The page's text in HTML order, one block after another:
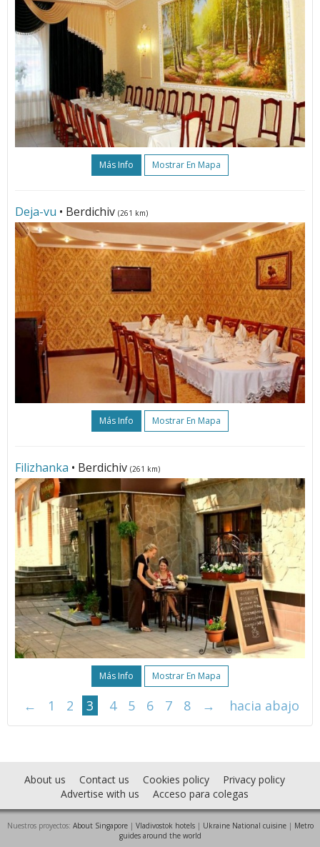
Más Info Mostrar En Mapa
Deja-vu • Berdichiv (261 km)
Más Info Mostrar En Mapa
Filizhanka • Berdichiv (261 km)
Más Info Mostrar En Mapa
← 1 2 3 4 5 6 7 8 → hacia abajo
About us Contact us Cookies policy
Privacy policy
Advertise with us
Acceso para colegas
Nuestros proyectos: About Singapore| Vladivostok hotels| Ukraine National cuisine| Metro
guides around the world